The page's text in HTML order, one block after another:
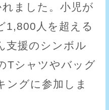
ました。小児が
1,800人を超える
支援のシンボル
Tシャツやバッグ
ングに参加しま